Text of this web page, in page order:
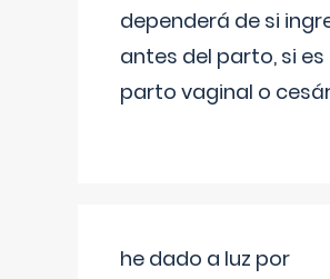
dependerá de si
antes del parto, si es
parto vaginal o
he dado a luz por